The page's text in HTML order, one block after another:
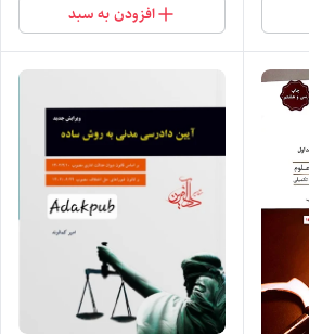
افزودن به سبد